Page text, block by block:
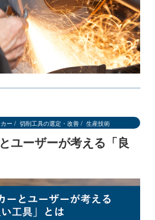
ー 切削工具の選定・改善 生産技術
ユーザーが考える「良